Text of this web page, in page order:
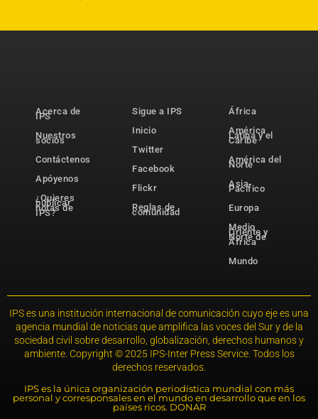
Acerca de
IPS
Nuestros
socios
Contáctenos
Apóyenos
¿Quieres
publicar
notas de
IPS?
Sigue a IPS
Inicio
Twitter
Facebook
Flickr
Reglas de
comunidad
África
América
Latina y el
Caribe
América del
Norte
Asia-
Pacífico
Europa
Medio
Oriente y
Norte de
África
Mundo
IPS es una institución internacional de comunicación cuyo eje es una
agencia mundial de noticias que amplifica las voces del Sur y de la
sociedad civil sobre desarrollo, globalización, derechos humanos y
ambiente. Copyright © 2025 IPS-Inter Press Service. Todos los
derechos reservados.
IPS es la única organización periodística mundial con más
personal y corresponsales en el mundo en desarrollo que en los
países ricos. DONAR